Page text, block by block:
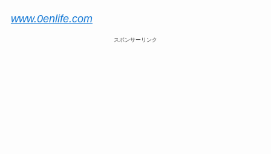
www.0enlife.com
スポンサーリンク